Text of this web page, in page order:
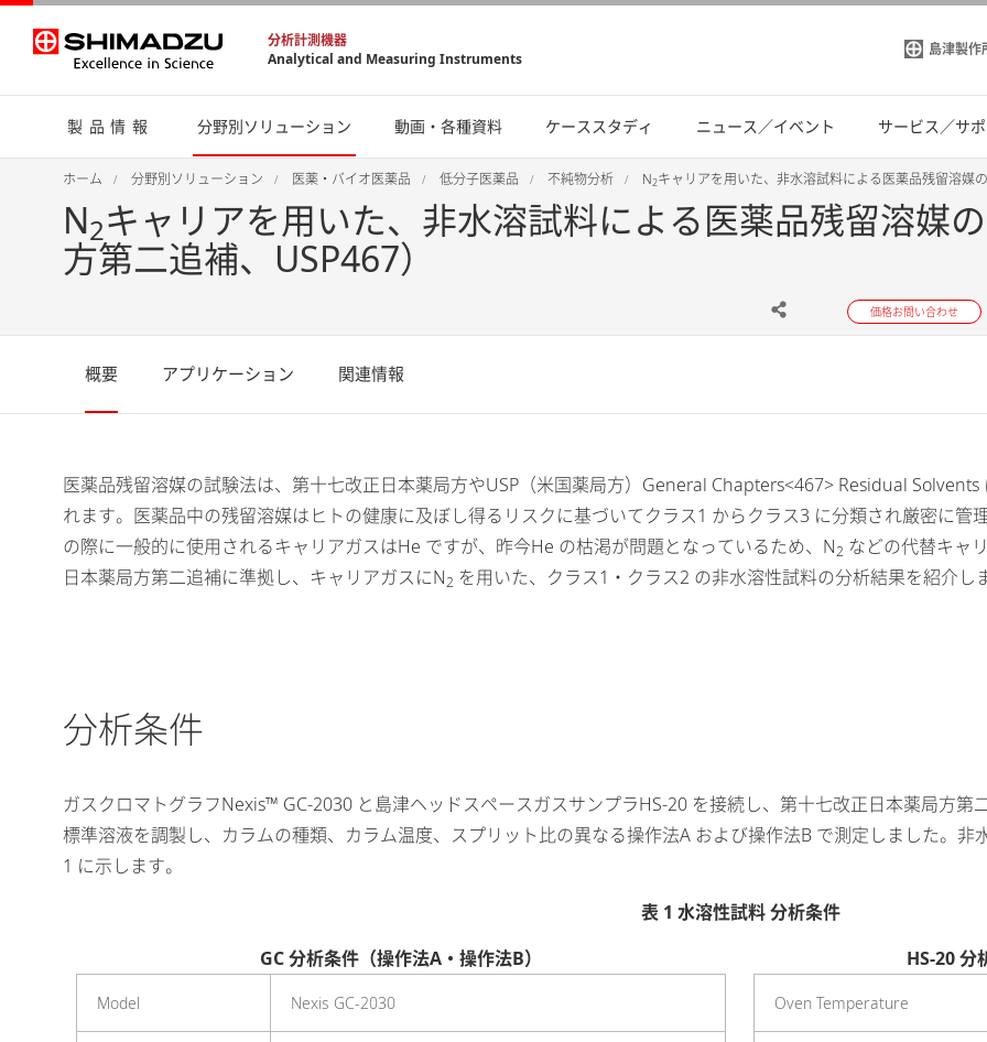
分析計測機器
Analytical and Measuring Instruments
島津製作
製品情報 分野別ソリューション 動画・各種資料 ケーススタディ ニュース／イベント サービス／サ
ホーム 分野別ソリューション 医薬・バイオ医薬品 低分子医薬品 不純物分析 N2キャリアを用いた、非水溶試料による医薬品残留溶媒
N2キャリアを用いた、非水溶試料による医薬品残留溶媒
方第二追補、USP467）
価格お問い合わせ
概要 アプリケーション 関連情報
医薬品残留溶媒の試験法は、第十七改正日本薬局方やUSP（米国薬局方）General Chapters<467> Residual
れます。医薬品中の残留溶媒はヒトの健康に及ぼし得るリスクに基づいてクラス1 からクラス3 に分類され厳密に
の際に一般的に使用されるキャリアガスはHe ですが、昨今He の枯渇が問題となっているため、N2 などの代替キャ
日本薬局方第二追補に準拠し、キャリアガスにN2 を用いた、クラス1・クラス2 の非水溶性試料の分析結果を紹介し
分析条件
ガスクロマトグラフNexis™ GC-2030 と島津ヘッドスペースガスサンプラHS-20 を接続し、第十七改正日本薬局方
標準溶液を調製し、カラムの種類、カラム温度、スプリット比の異なる操作法A および操作法B で測定しました。非
1 に示します。
表 1 水溶性試料 分析条件
GC 分析条件（操作法A・操作法B）
Model Nexis GC-2030
HS-20 分
Oven Temperature